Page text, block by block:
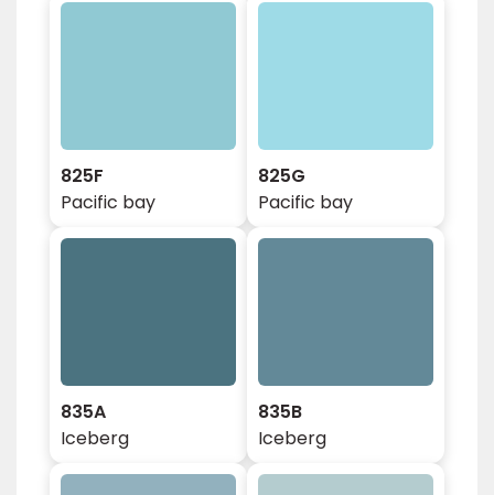
825F
Pacific bay
825G
Pacific bay
835A
Iceberg
835B
Iceberg